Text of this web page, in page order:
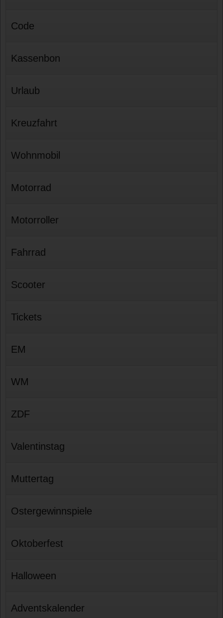
Code
Kassenbon
Urlaub
Kreuzfahrt
Wohnmobil
Motorrad
Motorroller
Fahrrad
Scooter
Tickets
EM
WM
ZDF
Valentinstag
Muttertag
Ostergewinnspiele
Oktoberfest
Halloween
Adventskalender